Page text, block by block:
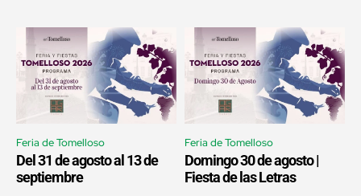
Feria de Tomelloso
Del 31 de agosto al 13 de
septiembre
Feria de Tomelloso
Domingo 30 de agosto |
Fiesta de las Letras